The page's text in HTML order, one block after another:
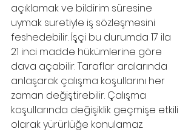
açıklamak ve bildirim süresine
uymak suretiyle iş sözleşmesini
feshedebilir. İşçi bu durumda 17 ila
21 inci madde hükümlerine göre
dava açabilir. Taraflar aralarında
anlaşarak çalışma koşullarını her
zaman değiştirebilir. Çalışma
koşullarında değişiklik geçmişe etkili
olarak yürürlüğe konulamaz.